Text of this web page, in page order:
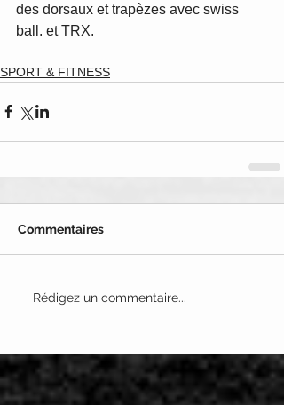
des dorsaux et trapèzes avec swiss
ball. et TRX.
SPORT & FITNESS
Commentaires
Rédigez un commentaire...